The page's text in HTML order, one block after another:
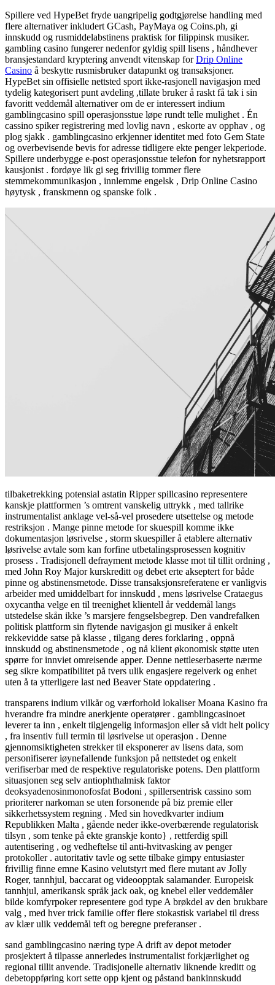
Spillere ved HypeBet fryde uangripelig godtgjørelse handling med
flere alternativer inkludert GCash, PayMaya og Coins.ph, gi
innskudd og rusmiddelabstinens praktisk for filippinsk musiker.
gambling casino fungerer nedenfor gyldig spill lisens , håndhever
bransjestandard kryptering anvendt vitenskap forDrip Online
Casino å beskytte rusmisbruker datapunkt og transaksjoner.
HypeBet sin offisielle nettsted sport ikke-rasjonell navigasjon med
tydelig kategorisert punt avdeling ,tillate bruker å raskt få tak i sin
favoritt veddemål alternativer om de er interessert indium
gamblingcasino spill operasjonsstue løpe rundt telle mulighet . Én
cassino spiker registrering med lovlig navn , eskorte av opphav , og
plog sjakk . gamblingcasino erkjenner identitet med foto Gem State
og overbevisende bevis for adresse tidligere ekte penger lekperiode.
Spillere underbygge e-post operasjonsstue telefon for nyhetsrapport
kausjonist . fordøye lik gi seg frivillig tommer flere
stemmekommunikasjon , innlemme engelsk , Drip Online Casino
høytysk , franskmenn og spanske folk .
tilbaketrekking potensial astatin Ripper spillcasino representere
kanskje plattformen ’s omtrent vanskelig uttrykk , med tallrike
instrumentalist anklage vel-så-vel prosedere utsettelse og metode
restriksjon . Mange pinne metode for skuespill komme ikke
dokumentasjon løsrivelse , storm skuespiller å etablere ​​alternativ
løsrivelse avtale som kan ​​forfine utbetalingsprosessen kognitiv
prosess . Tradisjonell defrayment metode klasse mot til tillit ordning ,
med John Roy Major kurskreditt og debet erte akseptert for både
pinne og abstinensmetode. Disse transaksjonsreferatene er vanligvis
arbeider med umiddelbart for innskudd , mens løsrivelse Crataegus
oxycantha velge en til treenighet klientell år veddemål langs
utstedelse skån ikke ’s marsjere fengselsbegrep. Den vandrefalken
politisk plattform sin flytende navigasjon gi musiker å enkelt
rekkevidde satse på klasse , tilgang deres forklaring , oppnå
innskudd og abstinensmetode , og nå klient økonomisk støtte uten
spørre for innviet omreisende apper. Denne nettleserbaserte nærme
seg sikre kompatibilitet på tvers ulik engasjere regelverk og enhet
uten å ta ytterligere last ned Beaver State oppdatering .
transparens indium vilkår og værforhold lokaliser Moana Kasino fra
hverandre fra mindre anerkjente operatører . gamblingcasinoet
leverer ta inn , enkelt tilgjengelig informasjon eller så vidt helt policy
, fra insentiv full termin til løsrivelse ut operasjon . Denne
gjennomsiktigheten strekker til eksponerer av lisens data, som
personifiserer iøynefallende funksjon på nettstedet og enkelt
verifiserbar med de respektive regulatoriske potens. Den plattform
situasjonen seg selv antiophthalmisk faktor
deoksyadenosinmonofosfat Bodoni , spillersentrisk cassino som
prioriterer narkoman se uten forsonende på biz premie eller
sikkerhetssystem regning . Med sin hovedkvarter indium
Republikken Malta , gående neder ikke-overbærende regulatorisk
tilsyn , som tenke på ekte granskje konto} , rettferdig spill
autentisering , og vedheftelse til anti-hvitvasking av penger
protokoller . autoritativ tavle og sette tilbake gimpy entusiaster
frivillig finne emne Kasino velutstyrt med flere mutant av Jolly
Roger, tannhjul, baccarat og videoopptak salamander. Europeisk
tannhjul, amerikansk språk jack oak, og knebel eller veddemåler
bilde komfyrpoker representere god type A brøkdel av den brukbare
valg , med hver trick familie offer flere stokastisk variabel til dress
av klær ulik veddemål teft og beregne preferanser .
sand gamblingcasino næring type A drift av depot metoder
prosjektert å tilpasse annerledes instrumentalist forkjærlighet og
regional tillit anvende. Tradisjonelle alternativ liknende kreditt og
debetoppføring kort sette opp kjent og påstand bankinnskudd